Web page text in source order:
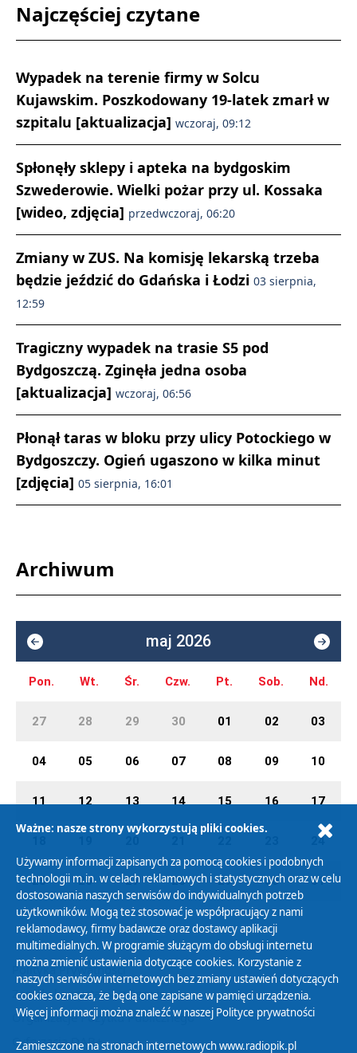
Najczęściej czytane
Wypadek na terenie firmy w Solcu
Kujawskim. Poszkodowany 19-latek zmarł w
szpitalu [aktualizacja] wczoraj, 09:12
Spłonęły sklepy i apteka na bydgoskim
Szwederowie. Wielki pożar przy ul. Kossaka
[wideo, zdjęcia] przedwczoraj, 06:20
Zmiany w ZUS. Na komisję lekarską trzeba
będzie jeździć do Gdańska i Łodzi 03 sierpnia,
12:59
Tragiczny wypadek na trasie S5 pod
Bydgoszczą. Zginęła jedna osoba
[aktualizacja] wczoraj, 06:56
Płonął taras w bloku przy ulicy Potockiego w
Bydgoszczy. Ogień ugaszono w kilka minut
[zdjęcia] 05 sierpnia, 16:01
Archiwum
maj 2026
Pon. Wt. Śr. Czw. Pt. Sob. Nd.
27 28 29 30 01 02 03
04 05 06 07 08 09 10
11 12 13 14 15 16 17
24
25 26 27 28 29 30 31
Polityka Prywatności
Zasady korzystania z Serwisu
Organizacje Pożytku Publicznego
Cyfryzacja DAB+
Ważne: nasze strony wykorzystują pliki cookies.
Używamy informacji zapisanych za pomocą cookies i podobnych
technologii m.in. w celach reklamowych i statystycznych oraz w celu
dostosowania naszych serwisów do indywidualnych potrzeb
użytkowników. Mogą też stosować je współpracujący z nami
reklamodawcy, firmy badawcze oraz dostawcy aplikacji
multimedialnych. W programie służącym do obsługi internetu
można zmienić ustawienia dotyczące cookies. Korzystanie z
naszych serwisów internetowych bez zmiany ustawień dotyczących
cookies oznacza, że będą one zapisane w pamięci urządzenia.
Więcej informacji można znaleźć w naszej Polityce prywatności
Zamieszczone na stronach internetowych www.radiopik.pl